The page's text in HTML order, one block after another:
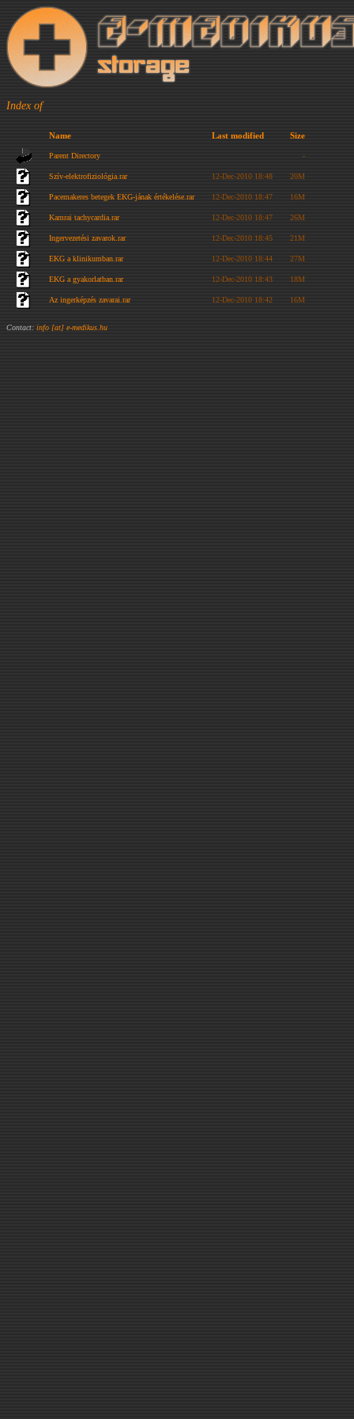
Index of
Name Last modified Size
Parent Directory -
Szív-elektrofiziológia.rar 12-Dec-2010 18:48 20M
Pacemakeres betegek EKG-jának értékelése.rar 12-Dec-2010 18:47 16M
Kamrai tachycardia.rar 12-Dec-2010 18:47 26M
Ingervezetési zavarok.rar 12-Dec-2010 18:45 21M
EKG a klinikumban.rar 12-Dec-2010 18:44 27M
EKG a gyakorlatban.rar 12-Dec-2010 18:43 18M
Az ingerképzés zavarai.rar 12-Dec-2010 18:42 16M
Contact: info [at] e-medikus.hu